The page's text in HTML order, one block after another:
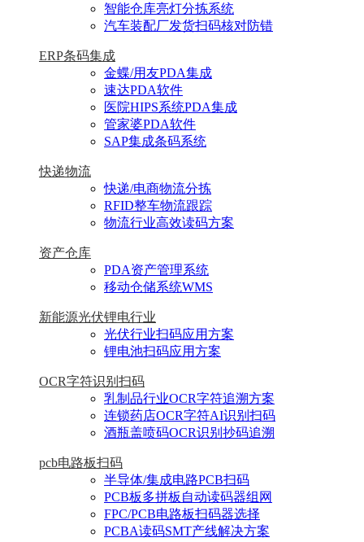
智能仓库亮灯分拣系统
汽车装配厂发货扫码核对防错
ERP条码集成
金蝶/用友PDA集成
速达PDA软件
医院HIPS系统PDA集成
管家婆PDA软件
SAP集成条码系统
快递物流
快递/电商物流分拣
RFID整车物流跟踪
物流行业高效读码方案
资产仓库
PDA资产管理系统
移动仓储系统WMS
新能源光伏锂电行业
光伏行业扫码应用方案
锂电池扫码应用方案
OCR字符识别扫码
乳制品行业OCR字符追溯方案
连锁药店OCR字符AI识别扫码
酒瓶盖喷码OCR识别抄码追溯
pcb电路板扫码
半导体/集成电路PCB扫码
PCB板多拼板自动读码器组网
FPC/PCB电路板扫码器选择
PCBA读码SMT产线解决方案